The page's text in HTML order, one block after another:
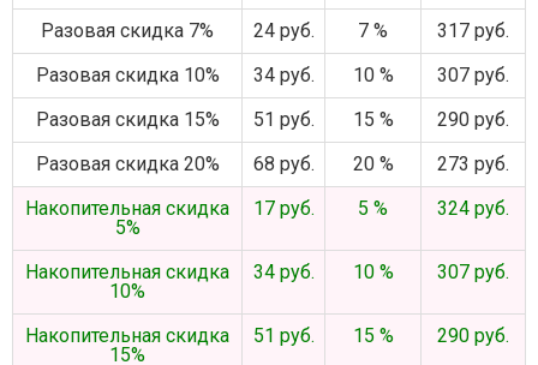
Разовая скидка 7%
24 руб. 7 %
317 руб.
Разовая скидка 10%
34 руб. 10 %
307 руб.
Разовая скидка 15%
51 руб. 15 %
290 руб.
Разовая скидка 20%
68 руб. 20 %
273 руб.
Накопительная скидка
5%
17 руб. 5 % 324 руб.
Накопительная скидка
10%
34 руб. 10 % 307 руб.
Накопительная скидка
15%
51 руб. 15 % 290 руб.